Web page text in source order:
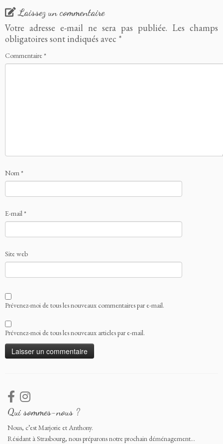
Laissez un commentaire
Votre adresse e-mail ne sera pas publiée. Les champs
obligatoires sont indiqués avec *
Commentaire*
Nom*
E-mail*
Site web
Prévenez-moi de tous les nouveaux commentaires par e-mail.
Prévenez-moi de tous les nouveaux articles par e-mail.
Qui sommes-nous ?
Nous, c’est Marjorie et Anthony.
Résidant à Strasbourg, nous préparons notre prochain déménagement…